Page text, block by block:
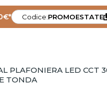
Codice:PROMOESTATE
PLAFONIERA LED CCT
TONDA